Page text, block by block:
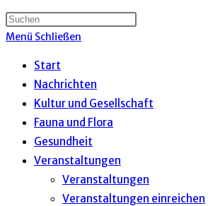
Menü Schließen
Start
Nachrichten
Kultur und Gesellschaft
Fauna und Flora
Gesundheit
Veranstaltungen
Veranstaltungen
Veranstaltungen einreichen